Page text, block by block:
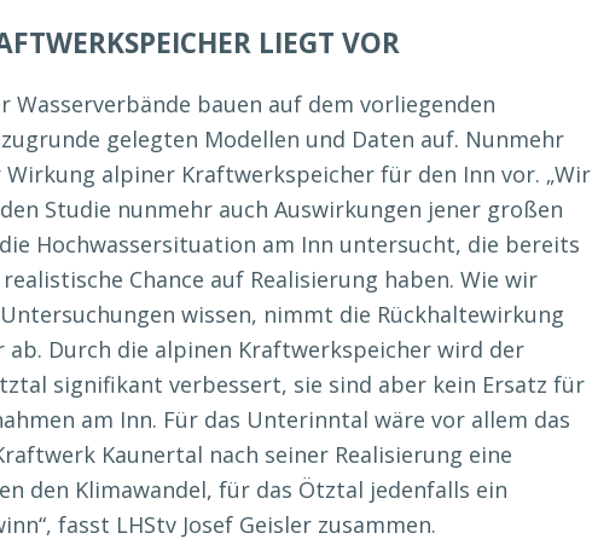
LIEGT VOR
Wasserverbände bauen auf dem vorliegenden
gelegten Modellen und Daten auf. Nunmehr
alpiner Kraftwerkspeicher für den Inn vor. „Wir
Studie nunmehr auch Auswirkungen jener großen
Hochwassersituation am Inn untersucht, die bereits
Chance auf Realisierung haben. Wie wir
wissen, nimmt die Rückhaltewirkung
Durch die alpinen Kraftwerkspeicher wird der
signifikant verbessert, sie sind aber kein Ersatz für
am Inn. Für das Unterinntal wäre vor allem das
Kaunertal nach seiner Realisierung eine
den Klimawandel, für das Ötztal jedenfalls ein
fasst LHStv Josef Geisler zusammen.